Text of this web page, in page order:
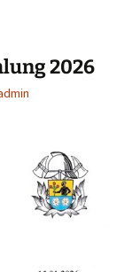
2026